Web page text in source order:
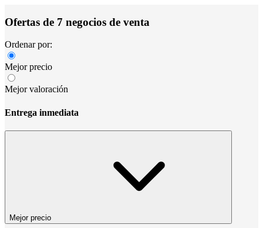
Ofertas de 7 negocios de venta
Ordenar por:
Mejor precio
Mejor valoración
Entrega inmediata
Mejor precio